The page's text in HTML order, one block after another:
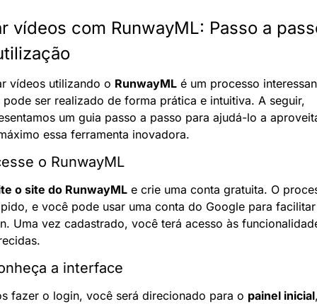
vídeos com RunwayML: Passo a
vídeos utilizando o RunwayML é um processo
pode ser realizado de forma prática e intuitiva. A seguir,
um guia passo a passo para ajudá-lo a
essa ferramenta inovadora.
o RunwayML
o site do RunwayML e crie uma conta gratuita. O
e você pode usar uma conta do Google para
Uma vez cadastrado, você terá acesso às
a interface
fazer o login, você será direcionado para o painel inicial